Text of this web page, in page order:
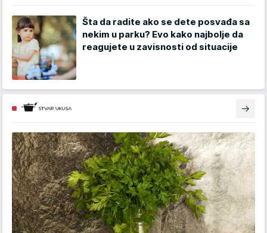
Šta da radite ako se dete posvađa sa
nekim u parku? Evo kako najbolje da
reagujete u zavisnosti od situacije